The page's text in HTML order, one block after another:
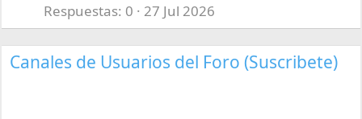
Respuestas 0 27 Jul 2026
Canales de Usuarios del Foro (Suscribete)